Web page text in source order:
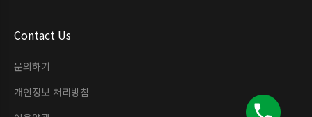
Contact Us
문의하기
개인정보 처리방침